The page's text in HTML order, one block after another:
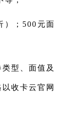
）；500元面
型、面值及
收卡云官网